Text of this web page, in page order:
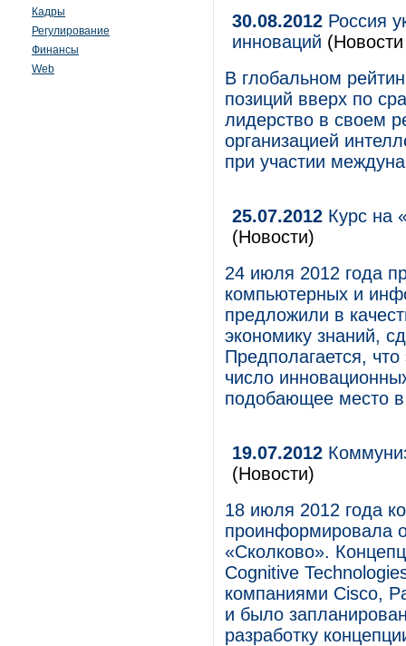
Кадры
Регулирование
Финансы
Web
30.08.2012 Россия
инноваций
В глобальном
позиций вверх по
лидерство в своем
организацией
при участии
25.07.2012 Курс на
(Новости)
24 июля 2012 года
компьютерных и
предложили в
экономику знаний,
Предполагается,
число
подобающее место
19.07.2012
(Новости)
18 июля 2012 года
проинформировала
«Сколково».
Cognitive
компаниями Cisco,
и было
разработку